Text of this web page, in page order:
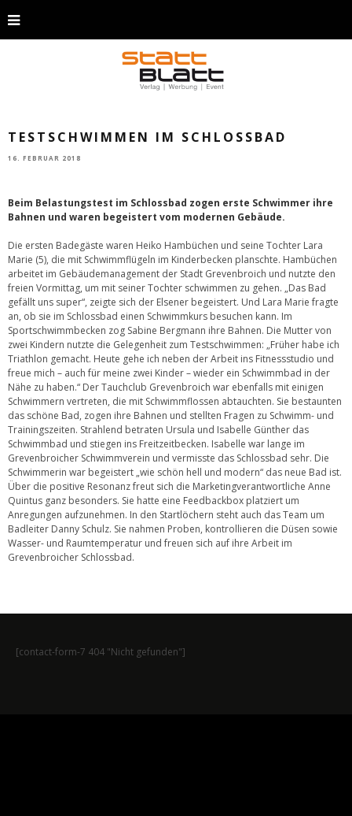
TESTSCHWIMMEN IM SCHLOSSBAD
16. FEBRUAR 2018
Beim Belastungstest im Schlossbad zogen erste Schwimmer ihre
Bahnen und waren begeistert vom modernen Gebäude.
Die ersten Badegäste waren Heiko Hambüchen und seine Tochter Lara
Marie (5), die mit Schwimmflügeln im Kinderbecken planschte. Hambüchen
arbeitet im Gebäudemanagement der Stadt Grevenbroich und nutzte den
freien Vormittag, um mit seiner Tochter schwimmen zu gehen. „Das Bad
gefällt uns super“, zeigte sich der Elsener begeistert. Und Lara Marie fragte
an, ob sie im Schlossbad einen Schwimmkurs besuchen kann. Im
Sportschwimmbecken zog Sabine Bergmann ihre Bahnen. Die Mutter von
zwei Kindern nutzte die Gelegenheit zum Testschwimmen: „Früher habe ich
Triathlon gemacht. Heute gehe ich neben der Arbeit ins Fitnessstudio und
freue mich – auch für meine zwei Kinder – wieder ein Schwimmbad in der
Nähe zu haben.“ Der Tauchclub Grevenbroich war ebenfalls mit einigen
Schwimmern vertreten, die mit Schwimmflossen abtauchten. Sie bestaunten
das schöne Bad, zogen ihre Bahnen und stellten Fragen zu Schwimm- und
Trainingszeiten. Strahlend betraten Ursula und Isabelle Günther das
Schwimmbad und stiegen ins Freitzeitbecken. Isabelle war lange im
Grevenbroicher Schwimmverein und vermisste das Schlossbad sehr. Die
Schwimmerin war begeistert „wie schön hell und modern“ das neue Bad ist.
Über die positive Resonanz freut sich die Marketingverantwortliche Anne
Quintus ganz besonders. Sie hatte eine Feedbackbox platziert um
Anregungen aufzunehmen. In den Startlöchern steht auch das Team um
Badleiter Danny Schulz. Sie nahmen Proben, kontrollieren die Düsen sowie
Wasser- und Raumtemperatur und freuen sich auf ihre Arbeit im
Grevenbroicher Schlossbad.
[contact-form-7 404 "Nicht gefunden"]